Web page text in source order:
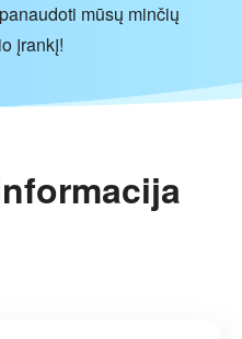
mūsų minčių
įrankį!